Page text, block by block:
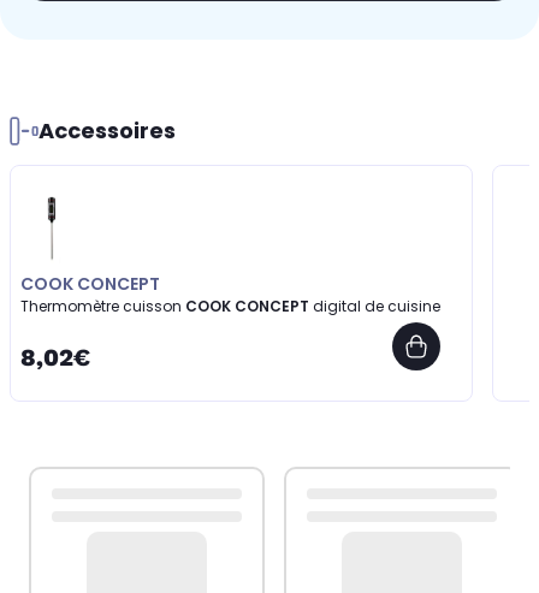
Accessoires
COOK CONCEPT
Thermomètre cuisson COOK CONCEPT digital de cuisine
8,02€